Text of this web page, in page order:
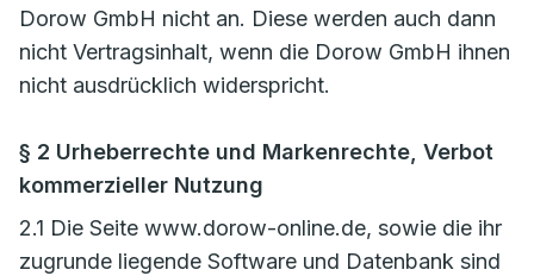
Dorow GmbH nicht an. Diese werden auch dann
nicht Vertragsinhalt, wenn die Dorow GmbH ihnen
nicht ausdrücklich widerspricht.
§ 2 Urheberrechte und Markenrechte, Verbot
kommerzieller Nutzung
2.1 Die Seite www.dorow-online.de, sowie die ihr
zugrunde liegende Software und Datenbank sind